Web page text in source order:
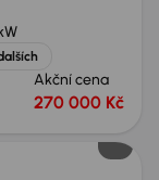
Akční cena
270 000 Kč